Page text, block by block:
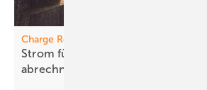
Charge Repay Service
Strom für den Dienstw agen korrekt
abrechnen